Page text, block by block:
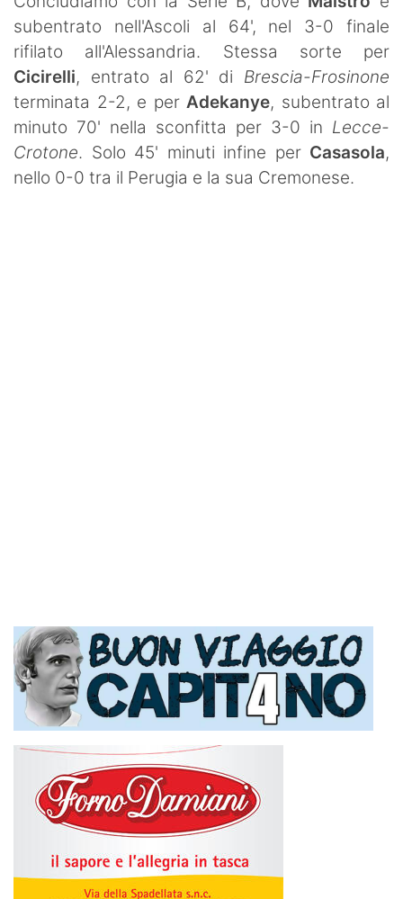
subentrato nell'Ascoli al 64', nel 3-0 finale
rifilato all'Alessandria. Stessa sorte per
Cicirelli, entrato al 62' di Brescia-Frosinone
terminata 2-2, e per Adekanye, subentrato al
minuto 70' nella sconfitta per 3-0 in Lecce-
Crotone. Solo 45' minuti infine per Casasola,
nello 0-0 tra il Perugia e la sua Cremonese.